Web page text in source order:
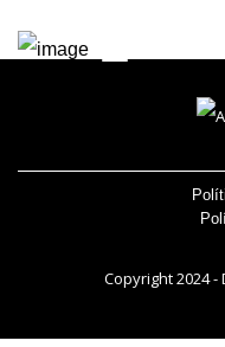
Copyright 2024